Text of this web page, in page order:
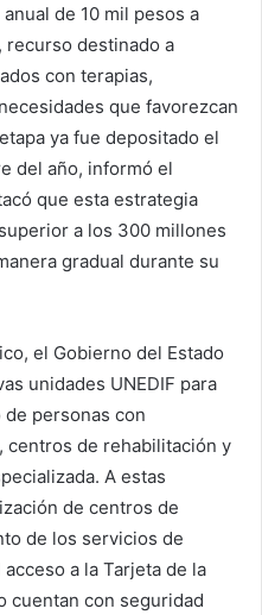
de 10 mil pesos a
recurso destinado a
con terapias,
que favorezcan
ya fue depositado el
del año, informó el
que esta estrategia
a los 300 millones
gradual durante su
el Gobierno del Estado
unidades UNEDIF para
personas con
centros de rehabilitación y
A estas
de centros de
de los servicios de
a la Tarjeta de la
cuentan con seguridad